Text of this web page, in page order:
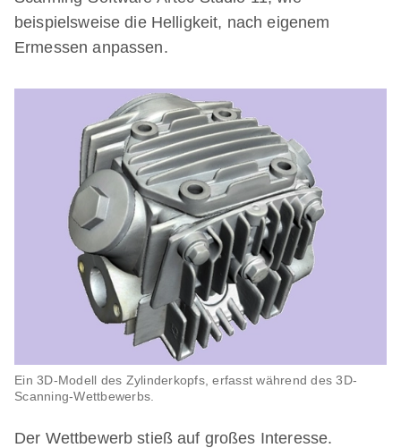
beispielsweise die Helligkeit, nach eigenem
Ermessen anpassen.
Ein 3D-Modell des Zylinderkopfs, erfasst während des 3D-
Scanning-Wettbewerbs.
Der Wettbewerb stieß auf großes Interesse.